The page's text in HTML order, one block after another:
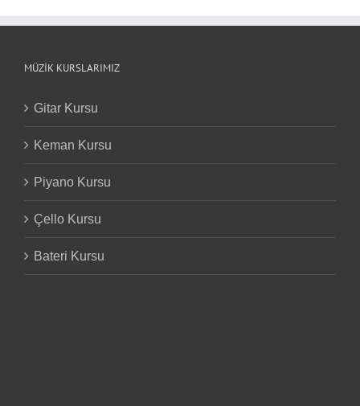
MÜZIK KURSLARIMIZ
Gitar Kursu
Keman Kursu
Piyano Kursu
Çello Kursu
Bateri Kursu